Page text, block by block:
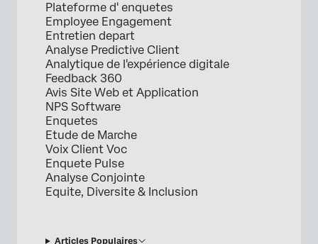
Plateforme d' enquetes
Employee Engagement
Entretien depart
Analyse Predictive Client
Analytique de l'expérience digitale
Feedback 360
Avis Site Web et Application
NPS Software
Enquetes
Etude de Marche
Voix Client Voc
Enquete Pulse
Analyse Conjointe
Equite, Diversite & Inclusion
Articles Populaires